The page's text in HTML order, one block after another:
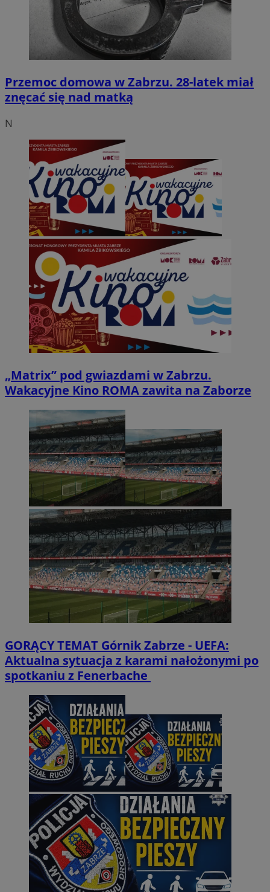
Przemoc domowa w Zabrzu. 28-latek miał
znęcać się nad matką
N
„Matrix” pod gwiazdami w Zabrzu.
Wakacyjne Kino ROMA zawita na Zaborze
GORĄCY TEMAT Górnik Zabrze - UEFA:
Aktualna sytuacja z karami nałożonymi po
spotkaniu z Fenerbache